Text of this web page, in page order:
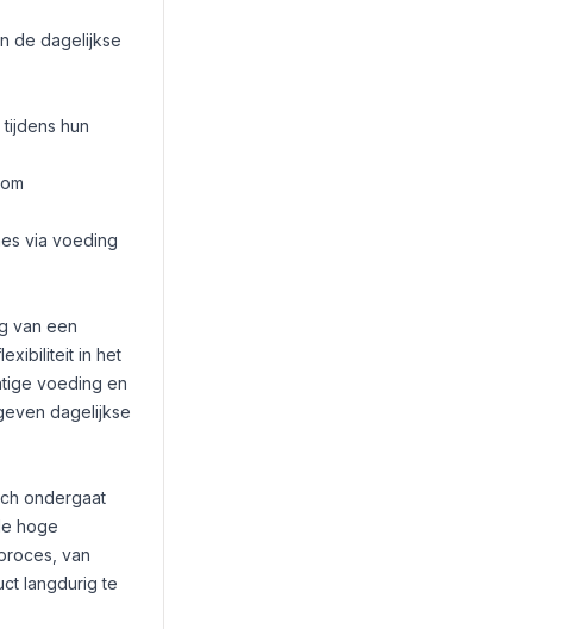
de dagelijkse
hun
via voeding
van een
in het
voeding en
dagelijkse
ondergaat
hoge
van
langdurig te